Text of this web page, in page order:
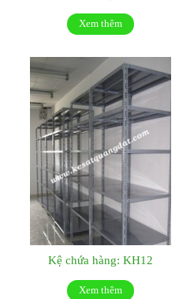
Xem thêm
Kệ chứa hàng: KH12
Xem thêm